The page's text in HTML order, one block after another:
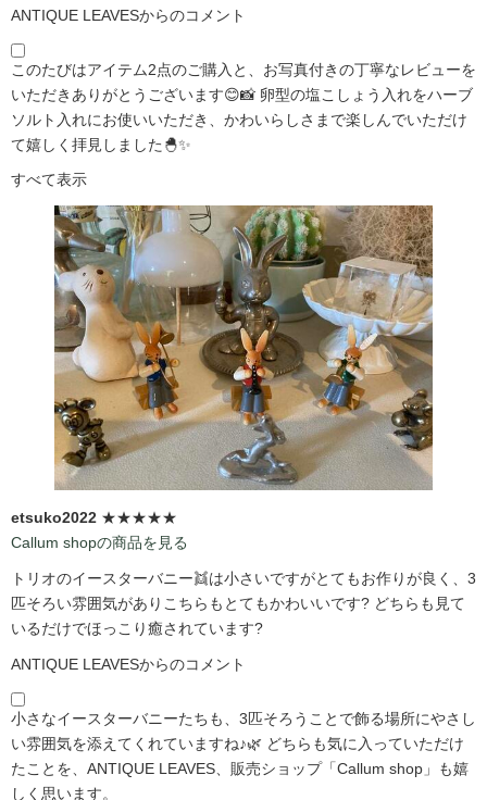
ANTIQUE LEAVESからのコメント
このたびはアイテム2点のご購入と、お写真付きの丁寧なレビューを
いただきありがとうございます😊📸 卵型の塩こしょう入れをハーブ
ソルト入れにお使いいただき、かわいらしさまで楽しんでいただけ
て嬉しく拝見しました🐣✨
すべて表示
etsuko2022 ★★★★★
Callum shopの商品を見る
トリオのイースターバニー👯は小さいですがとてもお作りが良く、3
匹そろい雰囲気がありこちらもとてもかわいいです?️ どちらも見て
いるだけでほっこり癒されています?️
ANTIQUE LEAVESからのコメント
小さなイースターバニーたちも、3匹そろうことで飾る場所にやさし
い雰囲気を添えてくれていますね♪🌿 どちらも気に入っていただけ
たことを、ANTIQUE LEAVES、販売ショップ「Callum shop」も嬉
しく思います。